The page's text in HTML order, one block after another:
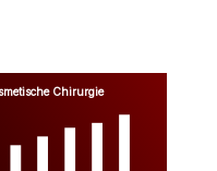
Chirurgie